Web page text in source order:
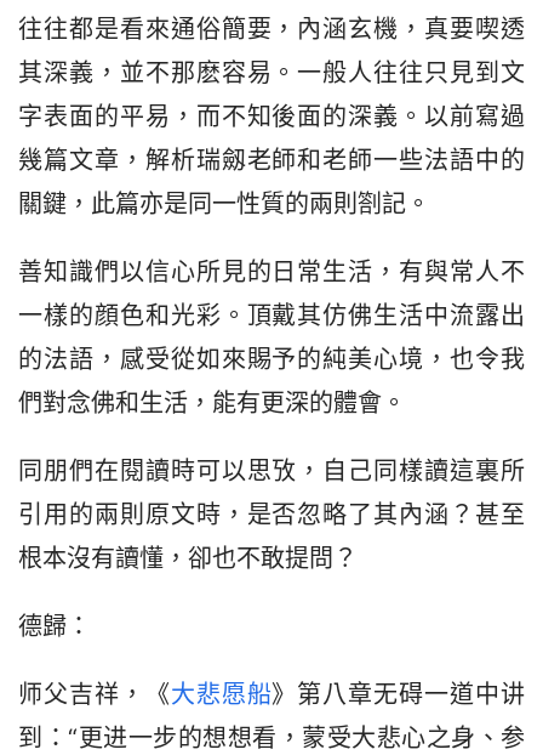
往往都是看來通俗簡要，內涵玄機，真要喫透
其深義，並不那麽容易。一般人往往只見到文
字表面的平易，而不知後面的深義。以前寫過
幾篇文章，解析瑞劔老師和老師一些法語中的
關鍵，此篇亦是同一性質的兩則劄記。
善知識們以信心所見的日常生活，有與常人不
一樣的顔色和光彩。頂戴其仿佛生活中流露出
的法語，感受從如來賜予的純美心境，也令我
們對念佛和生活，能有更深的體會。
同朋們在閱讀時可以思攷，自己同樣讀這裏所
引用的兩則原文時，是否忽略了其內涵？甚至
根本沒有讀懂，卻也不敢提問？
德歸：
师父吉祥，《大悲愿船》第八章无碍一道中讲
到：“更进一步的想想看，蒙受大悲心之身、参